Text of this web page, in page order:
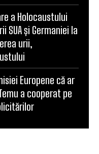
a Holocaustului
SUA și Germaniei la
urii,
Europene că ar
a cooperat pe